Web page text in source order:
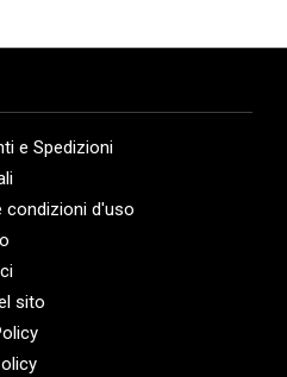
e Spedizioni
condizioni d'uso
sito